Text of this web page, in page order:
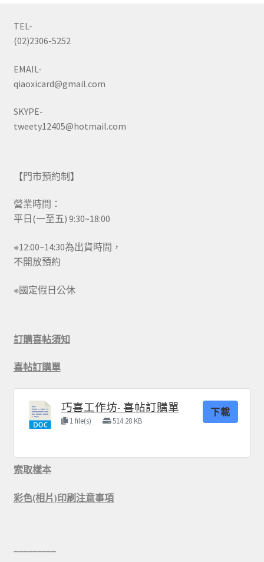
TEL-
(02)2306-5252
EMAIL-
qiaoxicard@gmail.com
SKYPE-
tweety12405@hotmail.com
【門市預約制】
營業時間：
平日(一至五) 9:30~18:00
※12:00~14:30為出貨時間，
不開放預約
※國定假日公休
訂購喜帖須知
喜帖訂購單
巧喜工作坊- 喜帖訂購單
1 file(s) 514.28 KB
下載
索取樣本
彩色(相片)印刷注意事項